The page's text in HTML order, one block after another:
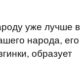
уже лучше в
народа, его
образует